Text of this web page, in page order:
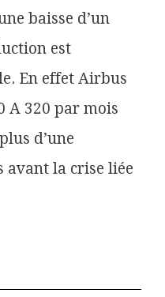
baisse d’un
est
En effet Airbus
A 320 par mois
d’une
avant la crise liée